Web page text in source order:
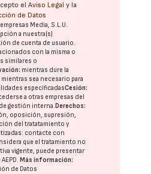
elAviso Legal y la
de Datos
Media, S.L.U.
a nuestra(s)
de cuenta de usuario.
con la misma o
similares o
mientras dure la
sea necesario para
especificadasCesión:
a otras empresas del
gestión interna. Derechos:
oposición, supresión,
del tratatamiento y
contacte con
que el tratamiento no
vigente, puede presentar
AEPD. Más información:
de Datos